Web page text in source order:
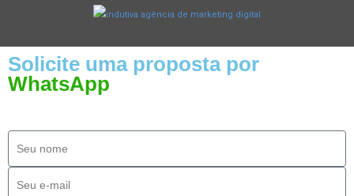
Solicite uma proposta por
WhatsApp